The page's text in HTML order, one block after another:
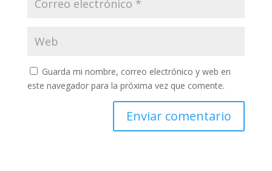
Guarda mi nombre, correo electrónico y web en
este navegador para la próxima vez que comente.